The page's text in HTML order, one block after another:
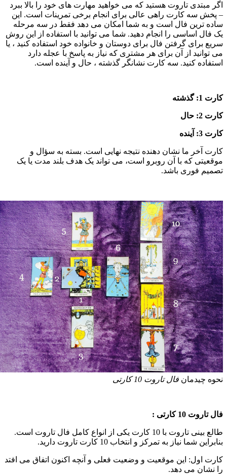
مبتدی تاروت هستید که می خواهید مهارت های خود را بالا ببرد
پخش سه کارت راهی عالی برای انجام برخی تمرینات است. این
ترین فال است و به شما امکان می دهد فقط در سه مرحله
فال اساسی را انجام دهید. شما می توانید با استفاده از این روش
برای گرفتن فال برای دوستان و خانواده خود استفاده کنید ، یا
توانید از آن برای هر مشتری که نیاز به پاسخ با عجله دارد
کنید. سه کارت نشانگر گذشته ، حال و آینده است.
1: گذشته
2: حال
3: آینده
آخر ما نشان دهنده نتیجه نهایی است. بسته به سؤال و
که با آن روبرو است، می تواند یک هدف بلند مدت یا یک
فوری باشد.
چیدمانفال تاروت 10 کارتی
تاروت 10 کارتی :
طالع بینی تاروت با 10 کارت یکی از انواع کامل فال تاروت است.
شما نیاز به تمرکز و انتخاب 10 کارت تاروت دارید.
اول: این موقعیت و وضعیت فعلی و آنچه اکنون اتفاق می افتد
نشان می دهد.